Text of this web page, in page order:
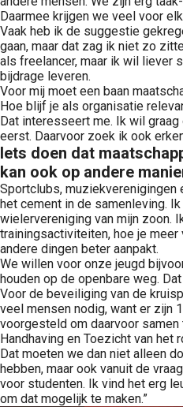
Daarmee krijgen we veel voor
Vaak heb ik de suggestie
gaan, maar dat zag ik niet zo
als freelancer, maar ik wil liever
bijdrage leveren.
Voor mij moet een baan
Hoe blijf je als organisatie
Dat interesseert me. Ik wil
eerst. Daarvoor zoek ik ook
Iets doen dat
kan ook op andere
Sportclubs, muziekverenigingen
het cement in de samenleving.
wielervereniging van mijn zoon.
trainingsactiviteiten, hoe je
andere dingen beter aanpakt.
We willen voor onze jeugd
houden op de openbare weg.
Voor de beveiliging van de
veel mensen nodig, want er zijn
voorgesteld om daarvoor
Handhaving en Toezicht van het
Dat moeten we dan niet alleen
hebben, maar ook vanuit de
voor studenten. Ik vind het erg
om dat mogelijk te maken.”